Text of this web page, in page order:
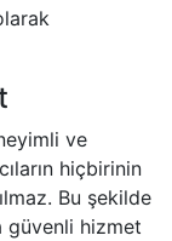
ve
hiçbirinin
Bu şekilde
güvenli hizmet